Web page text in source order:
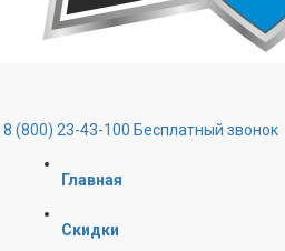
8 (800) 23-43-100 Бесплатный звонок
Главная
Скидки